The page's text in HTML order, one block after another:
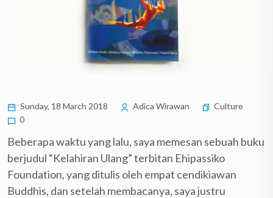
Sunday, 18 March 2018 Adica Wirawan
Culture
0
Beberapa waktu yang lalu, saya memesan sebuah buku
berjudul “Kelahiran Ulang” terbitan Ehipassiko
Foundation, yang ditulis oleh empat cendikiawan
Buddhis, dan setelah membacanya, saya justru